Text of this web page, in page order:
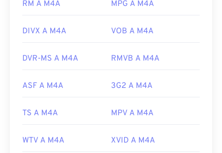
file M4A evidenziandoli e premendo la barra
Inoltre, M4A si apre in
VLC media player
altri programmi.
Group
Link utili:
https://en.wikipedia.org/wiki/MPEG-4_Part_14
RM A M4A MPG A M4A
DIVX A M4A VOB A M4A
DVR-MS A M4A RMVB A M4A
ASF A M4A 3G2 A M4A
TS A M4A MPV A M4A
WTV A M4A XVID A M4A